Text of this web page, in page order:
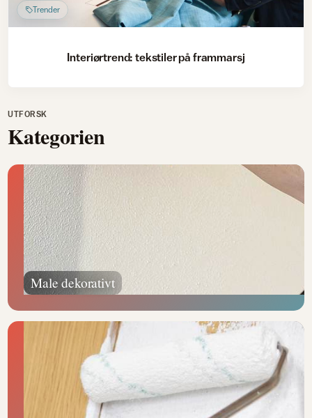
Trender
Interiørtrend: tekstiler på frammarsj
UTFORSK
Kategorien
Male dekorativt